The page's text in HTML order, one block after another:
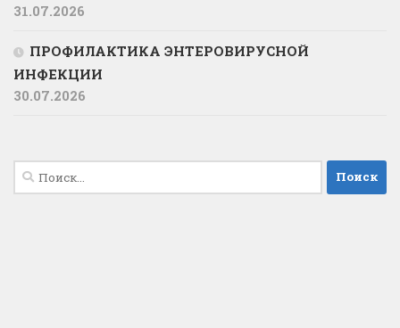
31.07.2026
ПРОФИЛАКТИКА ЭНТЕРОВИРУСНОЙ
ИНФЕКЦИИ
30.07.2026
Найти: